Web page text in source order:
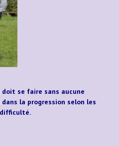
se faire sans aucune
la progression selon les